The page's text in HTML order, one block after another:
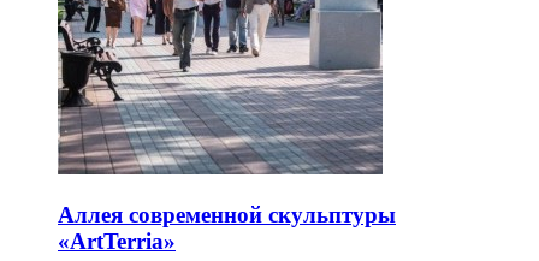
Аллея современной скульптуры
«ArtTerria»